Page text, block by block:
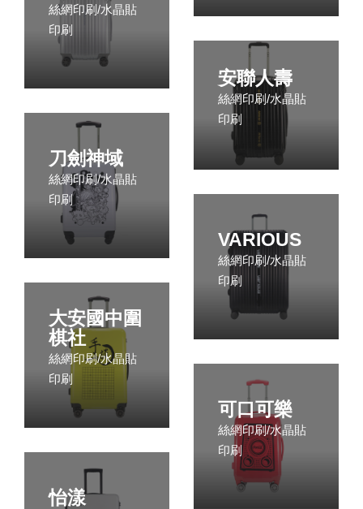
絲網印刷/水晶貼
印刷
安聯人壽
絲網印刷/水晶貼
印刷
刀劍神域
絲網印刷/水晶貼
印刷
VARIOUS
絲網印刷/水晶貼
印刷
大安國中圍
棋社
絲網印刷/水晶貼
印刷
可口可樂
絲網印刷/水晶貼
印刷
怡漾